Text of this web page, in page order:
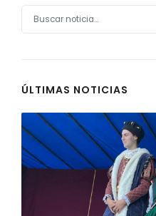
ÚLTIMAS NOTICIAS